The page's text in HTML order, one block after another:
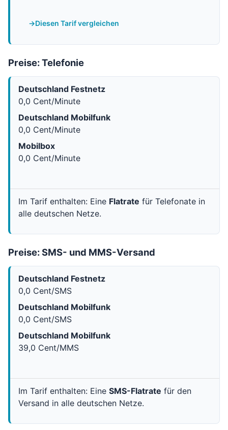
Diesen Tarif vergleichen
Preise: Telefonie
Deutschland Festnetz
0,0 Cent/Minute
Deutschland Mobilfunk
0,0 Cent/Minute
Mobilbox
0,0 Cent/Minute
Im Tarif enthalten: Eine Flatrate für Telefonate in
alle deutschen Netze.
Preise: SMS- und MMS-Versand
Deutschland Festnetz
0,0 Cent/SMS
Deutschland Mobilfunk
0,0 Cent/SMS
Deutschland Mobilfunk
39,0 Cent/MMS
Im Tarif enthalten: Eine SMS-Flatrate für den
Versand in alle deutschen Netze.